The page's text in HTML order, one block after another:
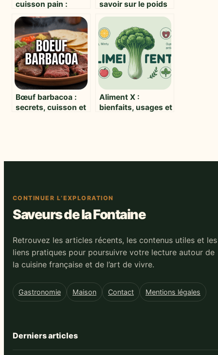
cuisson pain :
tous les coups
savoir sur le poids
Bœuf barbacoa :
secrets, cuisson et
Aliment X :
bienfaits, usages et
CONTINUER L’EXPLORATION
Saveurs de la Fontaine
Retrouvez les articles récents, les contenus utiles et les
liens pratiques pour poursuivre votre lecture autour de
la cuisine française et de l’art de vivre.
Gastronomie Maison Contact Mentions légales
Derniers articles